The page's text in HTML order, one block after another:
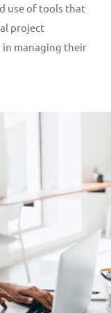
use of tools that
project
managing their